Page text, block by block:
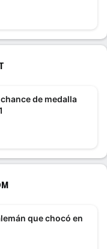
de medalla
que chocó en